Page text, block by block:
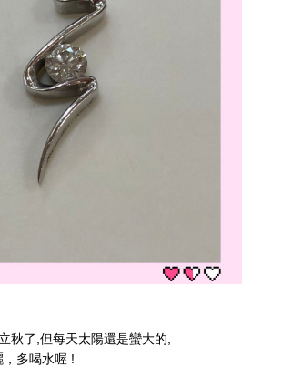
秋了,但每天太陽還是蠻大的,
多喝水喔 !